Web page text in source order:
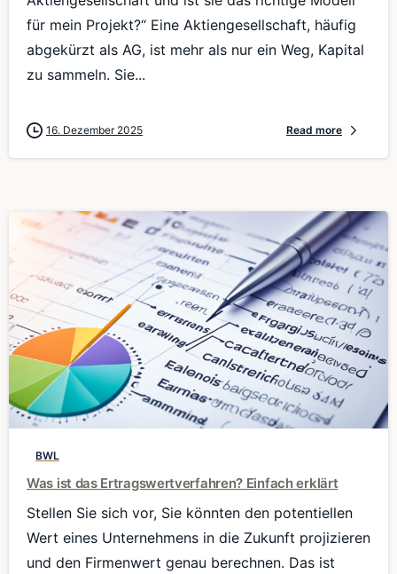
für mein Projekt?“ Eine Aktiengesellschaft, häufig
abgekürzt als AG, ist mehr als nur ein Weg, Kapital
zu sammeln. Sie...
16. Dezember 2025 Read more
BWL
Was ist das Ertragswertverfahren? Einfach erklärt
Stellen Sie sich vor, Sie könnten den potentiellen
Wert eines Unternehmens in die Zukunft projizieren
und den Firmenwert genau berechnen. Das ist